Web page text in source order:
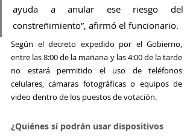
ayuda a anular ese riesgo del
constreñimiento”, afirmó el funcionario.
Según el decreto expedido por el Gobierno,
entre las 8:00 de la mañana y las 4:00 de la tarde
no estará permitido el uso de teléfonos
celulares, cámaras fotográficas o equipos de
video dentro de los puestos de votación.
¿Quiénes sí podrán usar dispositivos